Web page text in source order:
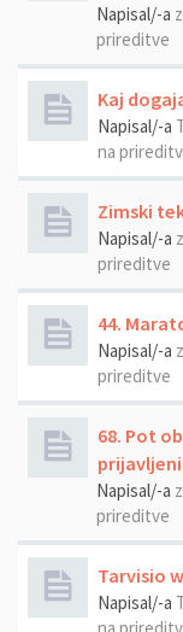
Napisal/-a
prireditve
Kaj
Napisal/-a
na
Zimski
Napisal/-a
prireditve
44.
Napisal/-a
prireditve
68. Pot
Napisal/-a
prireditve
Tarvisio
Napisal/-a